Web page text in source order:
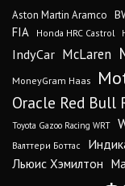
Aston Martin Aramco
FIA Honda HRC Castrol
IndyCar McLaren
MoneyGram Haas
Oracle Red Bull
Toyota Gazoo Racing WRT
Валттери Боттас
Льюис Хэмилтон